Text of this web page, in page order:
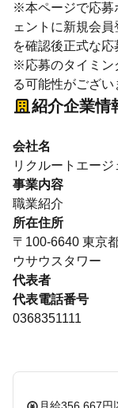
※本ページで応募
ェントに新規会
を確認後正式な応
※応募のタイミン
る可能性がござい
紹介企業情
会社名
リクルートエージ
事業内容
職業紹介
所在住所
〒100-6640 東京
ウサウスタワー
代表者
代表電話番号
0368351111